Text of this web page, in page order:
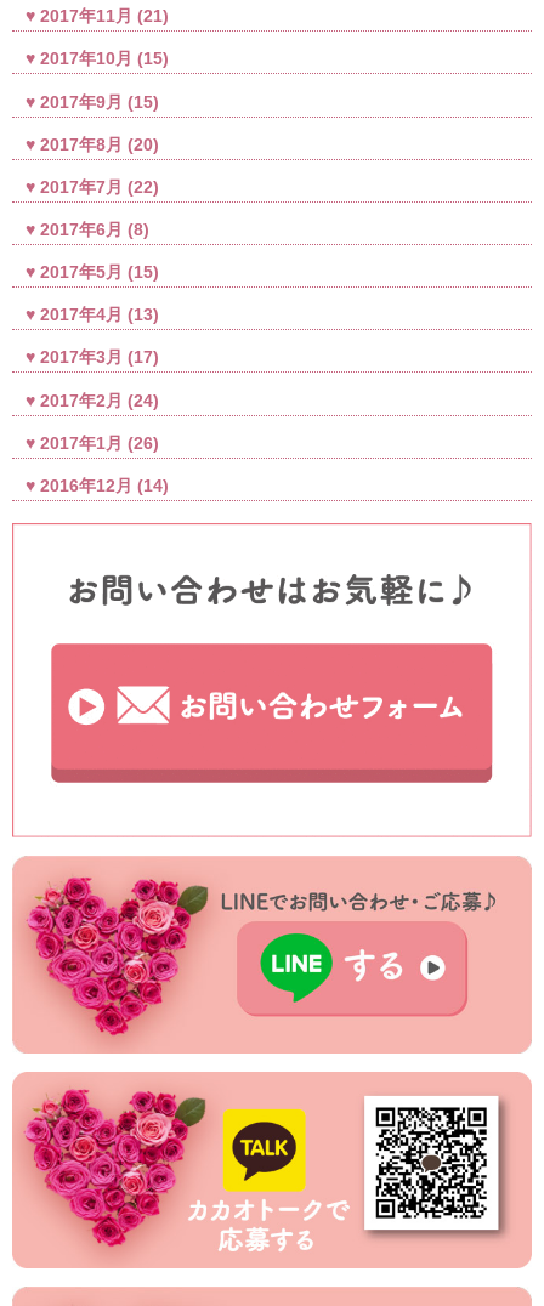
2017年11月 (21)
2017年10月 (15)
2017年9月 (15)
2017年8月 (20)
2017年7月 (22)
2017年6月 (8)
2017年5月 (15)
2017年4月 (13)
2017年3月 (17)
2017年2月 (24)
2017年1月 (26)
2016年12月 (14)